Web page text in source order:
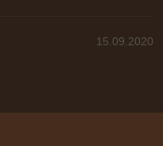
15.09.2020